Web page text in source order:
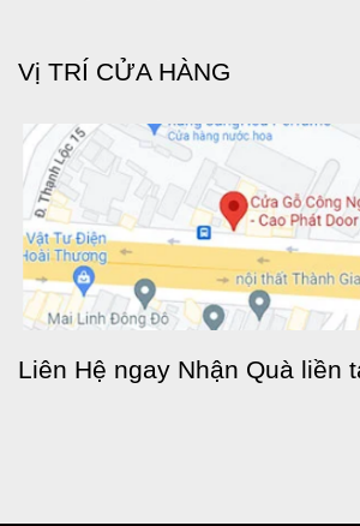
Vị TRÍ CỬA HÀNG
Liên Hệ ngay Nhận Quà liền